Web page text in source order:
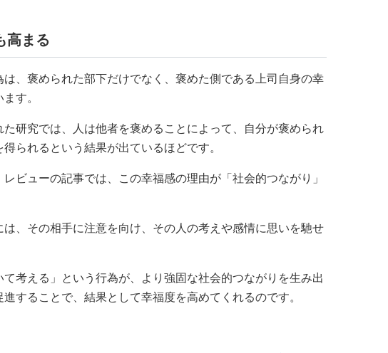
高まる
は、褒められた部下だけでなく、褒めた側である上司自身の幸
す。
研究では、人は他者を褒めることによって、自分が褒められ
られるという結果が出ているほどです。
ビューの記事では、この幸福感の理由が「社会的つながり」
は、その相手に注意を向け、その人の考えや感情に思いを馳せ
て考える」という行為が、より強固な社会的つながりを生み出
することで、結果として幸福度を高めてくれるのです。